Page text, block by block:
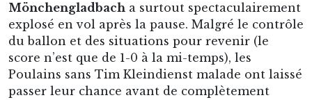
Mönchengladbach a surtout spectaculairement
explosé en vol après la pause. Malgré le contrôle
du ballon et des situations pour revenir (le
score n’est que de 1-0 à la mi-temps), les
Poulains sans Tim Kleindienst malade ont laissé
passer leur chance avant de complètement